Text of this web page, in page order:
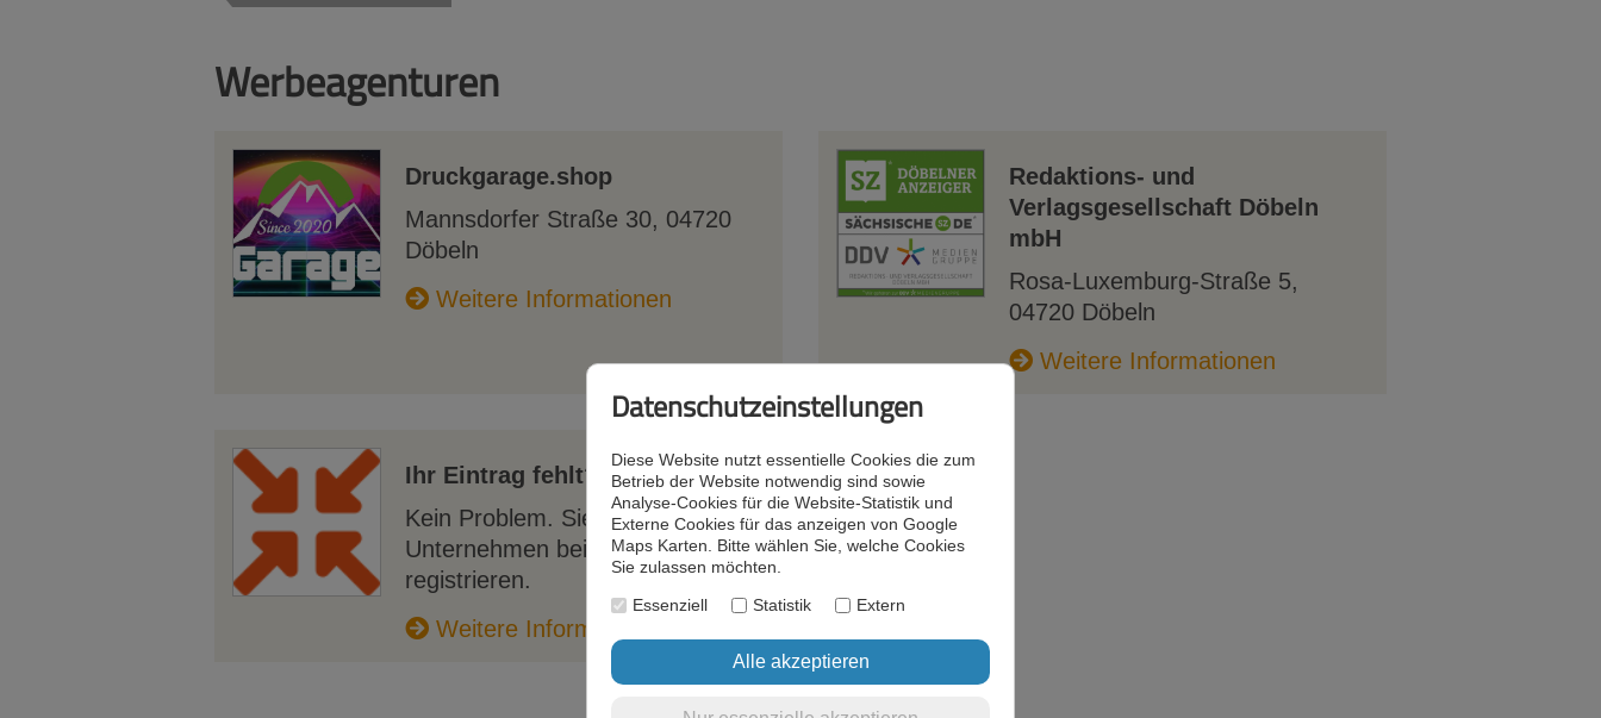
Werbeagenturen
Druckgarage.shop
Mannsdorfer Straße 30, 04720
Döbeln
Weitere Informationen
Redaktions- und
Verlagsgesellschaft Döbeln
mbH
Rosa-Luxemburg-Straße 5,
04720 Döbeln
Weitere Informationen
Ihr Eintrag fehlt?
Kein Problem. Sie können Ihr
Unternehmen bei uns
registrieren.
Weitere Informationen
Datenschutzeinstellungen
Diese Website nutzt essentielle Cookies die zum
Betrieb der Website notwendig sind sowie
Analyse-Cookies für die Website-Statistik und
Externe Cookies für das anzeigen von Google
Maps Karten. Bitte wählen Sie, welche Cookies
Sie zulassen möchten.
Essenziell
Statistik Extern